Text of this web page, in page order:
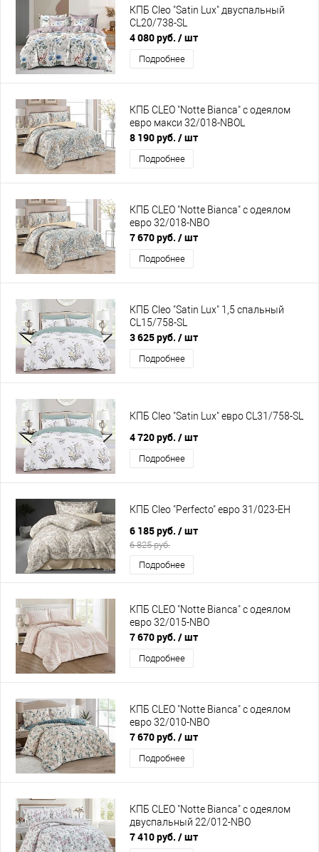
КПБ Cleo "Satin Lux" двуспальный
CL20/738-SL
4 080 руб. / шт
Подробнее
КПБ CLEO "Notte Bianca" с одеялом
евро макси 32/018-NBOL
8 190 руб. / шт
Подробнее
КПБ CLEO "Notte Bianca" с одеялом
евро 32/018-NBO
7 670 руб. / шт
Подробнее
КПБ Cleo "Satin Lux" 1,5 спальный
CL15/758-SL
3 625 руб. / шт
Подробнее
КПБ Cleo "Satin Lux" евро CL31/758-SL
4 720 руб. / шт
Подробнее
КПБ Cleo "Perfecto" евро 31/023-EH
6 185 руб. / шт
6 825 руб.
Подробнее
КПБ CLEO "Notte Bianca" с одеялом
евро 32/015-NBO
7 670 руб. / шт
Подробнее
КПБ CLEO "Notte Bianca" с одеялом
евро 32/010-NBO
7 670 руб. / шт
Подробнее
КПБ CLEO "Notte Bianca" с одеялом
двуспальный 22/012-NBO
7 410 руб. / шт